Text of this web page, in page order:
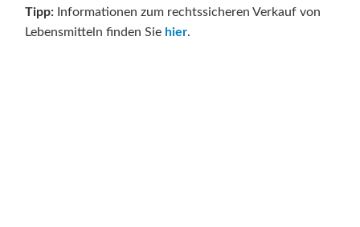
Tipp: Informationen zum rechtssicheren Verkauf von
Lebensmitteln finden Sie hier.